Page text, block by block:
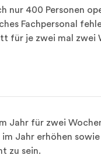
nur 400 Personen
Fachpersonal
für je zwei mal zwei
Jahr für zwei
Jahr erhöhen
zu sein.